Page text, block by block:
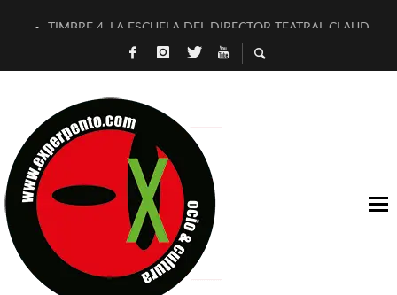
TIMBRE 4, LA ESCUELA DEL DIRECTOR TEATRAL CLAUDIO
30 AÑOS (NO ES NADA) DE LA KATARSIS DEL TOMATAZO
D’BALDOMEROS REINVENTAN [BITÁCORA 3.0] EN EXVITA
MARSHALL FLASH PRESENTA EN EXVITA [RELATIVA
JOFRE BARDAGÍ EN EXVITA INTERPRETANDO A SERRAT
YORCH PRESENTA [CURSO DE ARMONÍA PERSECUTORIA]
MAGALÍ SARE NOS EXPLICA [DESCASADA]
«NO TENGO PUTOS SUEÑOS»